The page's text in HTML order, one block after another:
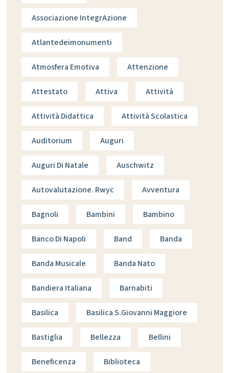
Associazione IntegrAzione
Atlantedeimonumenti
Atmosfera Emotiva Attenzione
Attestato Attiva Attività
Attività Didattica Attività Scolastica
Auditorium Auguri
Auguri Di Natale Auschwitz
Autovalutazione. Rwyc Avventura
Bagnoli Bambini Bambino
Banco Di Napoli Band Banda
Banda Musicale Banda Nato
Bandiera Italiana Barnabiti
Basilica Basilica S.giovanni Maggiore
Bastiglia Bellezza Bellini
Beneficenza Biblioteca